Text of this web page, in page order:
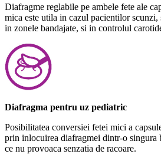
Diafragme reglabile pe ambele fete ale
mica este utila in cazul pacientilor scunzi,
in zonele bandajate, si in controlul
Diafragma pentru uz pediatric
Posibilitatea conversiei fetei mici a
prin inlocuirea diafragmei dintr-o singura
ce nu provoaca senzatia de racoare.